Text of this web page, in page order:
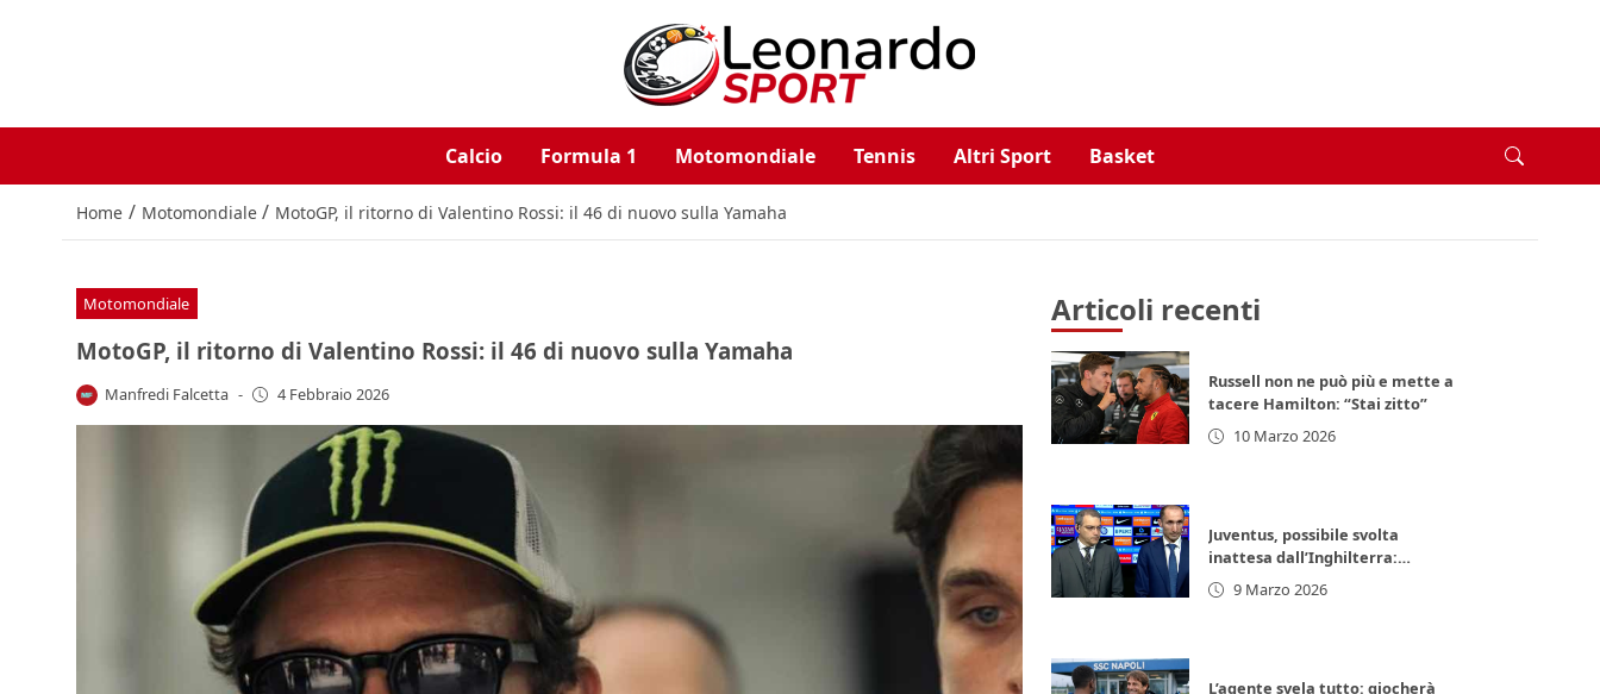
Calcio Formula 1 Motomondiale Tennis Altri Sport Basket
Home / Motomondiale / MotoGP, il ritorno di Valentino Rossi: il 46 di nuovo sulla Yamaha
Motomondiale
MotoGP, il ritorno di Valentino Rossi: il 46 di nuovo sulla Yamaha
Manfredi Falcetta - 4 Febbraio 2026
Articoli recenti
Russell non ne può più e mette a
tacere Hamilton: “Stai zitto”
10 Marzo 2026
Juventus, possibile svolta
inattesa dall’Inghilterra:
arrivano 11 milioni di euro subito
9 Marzo 2026
L’agente svela tutto: giocherà